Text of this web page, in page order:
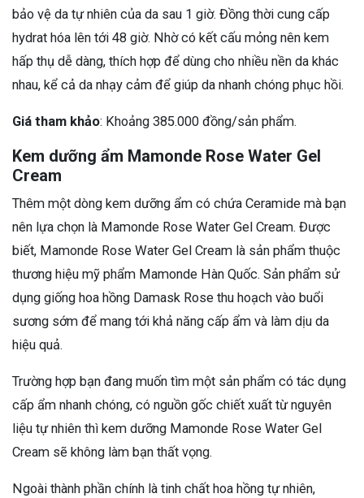
bảo vệ da tự nhiên của da sau 1 giờ. Đồng thời cung cấp
hydrat hóa lên tới 48 giờ. Nhờ có kết cấu mỏng nên kem
hấp thụ dễ dàng, thích hợp để dùng cho nhiều nền da khác
nhau, kể cả da nhạy cảm để giúp da nhanh chóng phục hồi.
Giá tham khảo: Khoảng 385.000 đồng/sản phẩm.
Kem dưỡng ẩm Mamonde Rose Water Gel
Cream
Thêm một dòng kem dưỡng ẩm có chứa Ceramide mà bạn
nên lựa chọn là Mamonde Rose Water Gel Cream. Được
biết, Mamonde Rose Water Gel Cream là sản phẩm thuộc
thương hiệu mỹ phẩm Mamonde Hàn Quốc. Sản phẩm sử
dụng giống hoa hồng Damask Rose thu hoạch vào buổi
sương sớm để mang tới khả năng cấp ẩm và làm dịu da
hiệu quả.
Trường hợp bạn đang muốn tìm một sản phẩm có tác dụng
cấp ẩm nhanh chóng, có nguồn gốc chiết xuất từ nguyên
liệu tự nhiên thì kem dưỡng Mamonde Rose Water Gel
Cream sẽ không làm bạn thất vọng.
Ngoài thành phần chính là tinh chất hoa hồng tự nhiên,